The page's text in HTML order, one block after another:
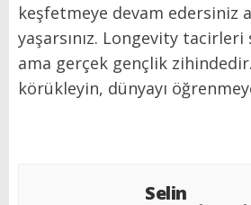
keşfetmeye devam edersiniz
yaşarsınız. Longevity
ama gerçek gençlik zihindedir.
körükleyin, dünyayı
Selin